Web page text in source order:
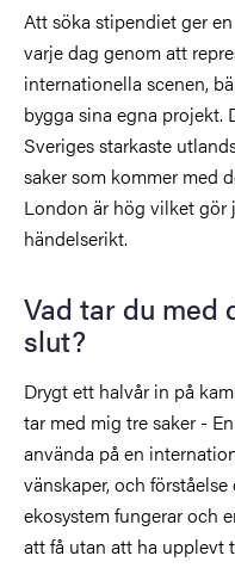
Att söka stipendiet ger
varje dag genom att
internationella scenen,
bygga sina egna projekt.
Sveriges starkaste
saker som kommer med
London är hög vilket
händelserikt.
Vad tar du med
slut?
Drygt ett halvår in på
tar med mig tre saker -
använda på en
vänskaper, och
ekosystem fungerar och
att få utan att ha